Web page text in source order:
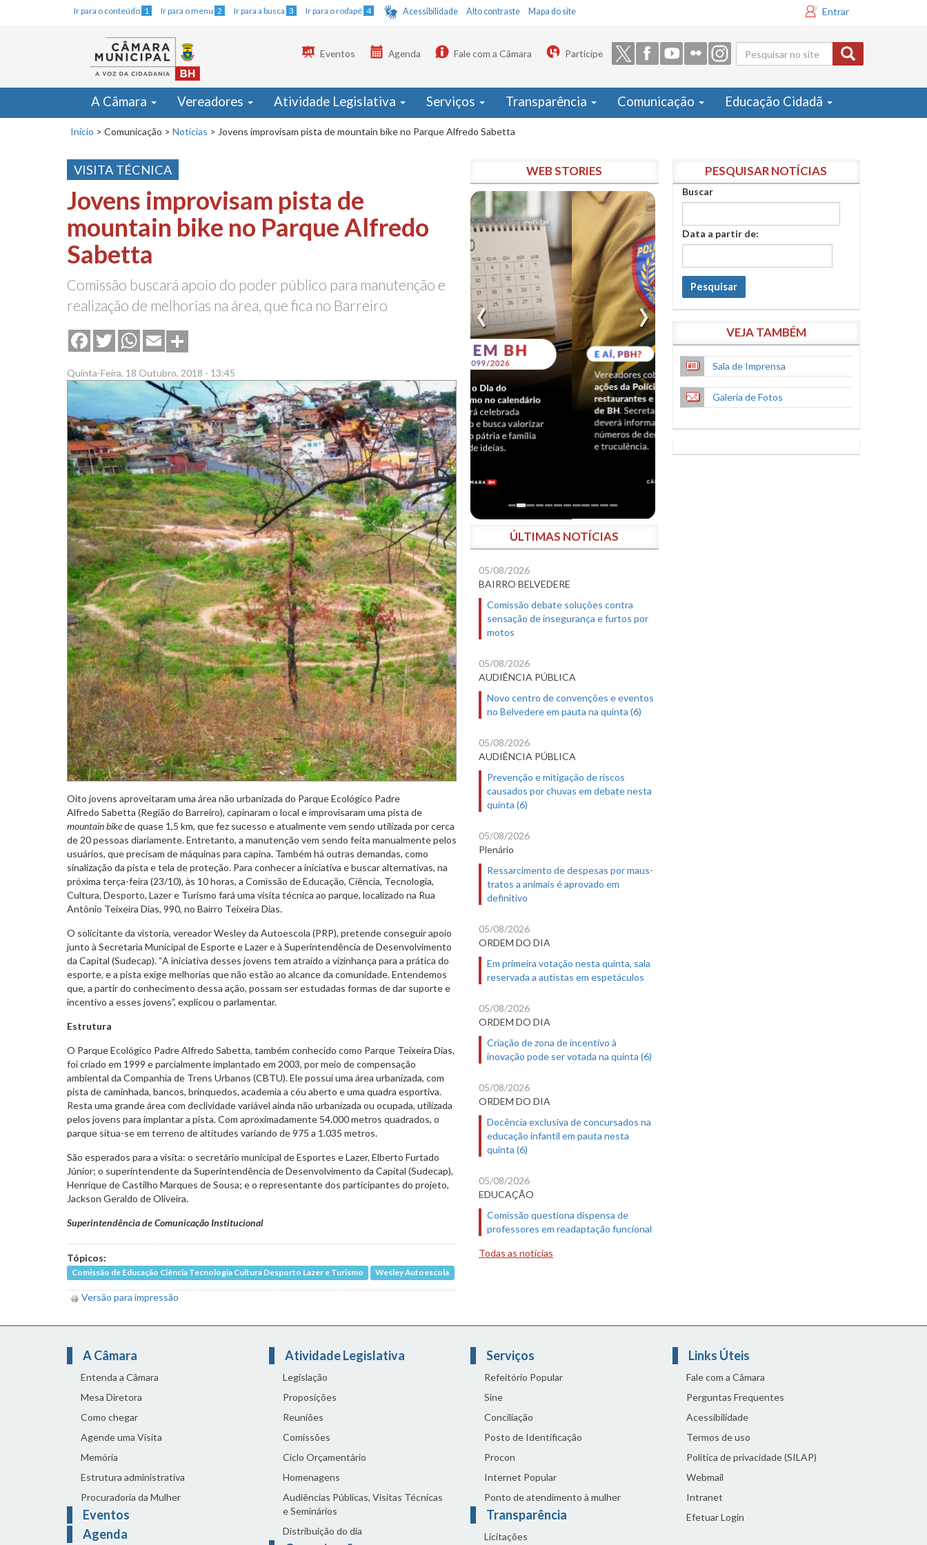
Ir para o conteúdo 1 Ir para o menu 2 Ir para a busca 3 Ir para o rodapé 4 Acessibilidade Alto contraste Mapa do site Entrar
Formulário
de busca
Eventos Agenda Fale com a Câmara Participe
A Câmara Vereadores Atividade Legislativa Serviços Transparência Comunicação Educação Cidadã
Início > Comunicação > Notícias > Jovens improvisam pista de mountain bike no Parque Alfredo Sabetta
VISITA TÉCNICA
Jovens improvisam pista de
mountain bike no Parque Alfredo
Sabetta
Comissão buscará apoio do poder público para manutenção e
realização de melhorias na área, que fica no Barreiro
FacebookTwitterWhatsApp
Email
Quinta-Feira, 18 Outubro, 2018 - 13:45
Oito jovens aproveitaram uma área não urbanizada do Parque Ecológico Padre
Alfredo Sabetta (Região do Barreiro), capinaram o local e improvisaram uma pista de
mountain bikede quase 1,5 km, que fez sucesso e atualmente vem sendo utilizada por cerca
de 20 pessoas diariamente. Entretanto, a manutenção vem sendo feita manualmente pelos
usuários, que precisam de máquinas para capina. Também há outras demandas, como
sinalização da pista e tela de proteção. Para conhecer a iniciativa e buscar alternativas, na
próxima terça-feira (23/10), às 10 horas, a Comissão de Educação, Ciência, Tecnologia,
Cultura, Desporto, Lazer e Turismo fará uma visita técnica ao parque, localizado na Rua
Antônio Teixeira Dias, 990, no Bairro Teixeira Dias.
O solicitante da vistoria, vereador Wesley da Autoescola (PRP), pretende conseguir apoio
junto à Secretaria Municipal de Esporte e Lazer e à Superintendência de Desenvolvimento
da Capital (Sudecap). “A iniciativa desses jovens tem atraído a vizinhança para a prática do
esporte, e a pista exige melhorias que não estão ao alcance da comunidade. Entendemos
que, a partir do conhecimento dessa ação, possam ser estudadas formas de dar suporte e
incentivo a esses jovens”, explicou o parlamentar.
Estrutura
O Parque Ecológico Padre Alfredo Sabetta, também conhecido como Parque Teixeira Dias,
foi criado em 1999 e parcialmente implantado em 2003, por meio de compensação
ambiental da Companhia de Trens Urbanos (CBTU). Ele possui uma área urbanizada, com
pista de caminhada, bancos, brinquedos, academia a céu aberto e uma quadra esportiva.
Resta uma grande área com declividade variável ainda não urbanizada ou ocupada, utilizada
pelos jovens para implantar a pista. Com aproximadamente 54.000 metros quadrados, o
parque situa-se em terreno de altitudes variando de 975 a 1.035 metros.
São esperados para a visita: o secretário municipal de Esportes e Lazer, Elberto Furtado
Júnior; o superintendente da Superintendência de Desenvolvimento da Capital (Sudecap),
Henrique de Castilho Marques de Sousa; e o representante dos participantes do projeto,
Jackson Geraldo de Oliveira.
Superintendência de Comunicação Institucional
Tópicos:
Comissão de Educação Ciência Tecnologia Cultura Desporto Lazer e Turismo Wesley Autoescola
Versão para impressão
WEB STORIES
ÚLTIMAS NOTÍCIAS
05/08/2026
BAIRRO BELVEDERE
Comissão debate soluções contra
sensação de insegurança e furtos por
motos
05/08/2026
AUDIÊNCIA PÚBLICA
Novo centro de convenções e eventos
no Belvedere em pauta na quinta (6)
05/08/2026
AUDIÊNCIA PÚBLICA
Prevenção e mitigação de riscos
causados por chuvas em debate nesta
quinta (6)
05/08/2026
Plenário
Ressarcimento de despesas por maus-
tratos a animais é aprovado em
definitivo
05/08/2026
ORDEM DO DIA
Em primeira votação nesta quinta, sala
reservada a autistas em espetáculos
05/08/2026
ORDEM DO DIA
Criação de zona de incentivo à
inovação pode ser votada na quinta (6)
05/08/2026
ORDEM DO DIA
Docência exclusiva de concursados na
educação infantil em pauta nesta
quinta (6)
05/08/2026
EDUCAÇÃO
Comissão questiona dispensa de
professores em readaptação funcional
Todas as notícias
PESQUISAR NOTÍCIAS
Buscar
Data a partir de:
Pesquisar
VEJA TAMBÉM
Sala de Imprensa
Galeria de Fotos
A Câmara
Entenda a Câmara
Mesa Diretora
Como chegar
Agende uma Visita
Memória
Estrutura administrativa
Procuradoria da Mulher
Eventos
Agenda
Atividade Legislativa
Legislação
Proposições
Reuniões
Comissões
Ciclo Orçamentário
Homenagens
Audiências Públicas, Visitas Técnicas
e Seminários
Distribuição do dia
Serviços
Refeitório Popular
Sine
Conciliação
Posto de Identificação
Procon
Internet Popular
Ponto de atendimento à mulher
Transparência
Licitações
Links Úteis
Fale com a Câmara
Perguntas Frequentes
Acessibilidade
Termos de uso
Política de privacidade (SILAP)
Webmail
Intranet
Efetuar Login